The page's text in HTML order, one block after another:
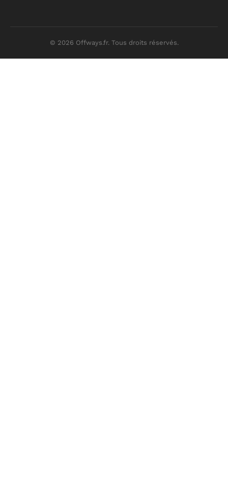
© 2026 Offways.fr. Tous droits réservés.